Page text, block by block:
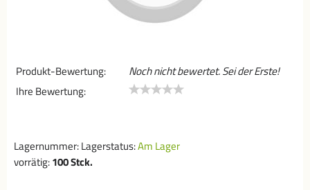
Produkt-Bewertung:
Noch nicht bewertet. Sei der Erste!
Ihre Bewertung:
Lagernummer:Lagerstatus:Am Lager
vorrätig:100Stck.